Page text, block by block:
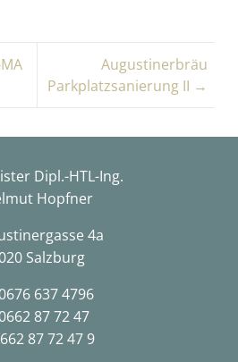
Augustinerbräu
Parkplatzsanierung II →
Dipl.-HTL-Ing.
Hopfner
4a
Salzburg
637 4796
87 72 47
87 72 47 9